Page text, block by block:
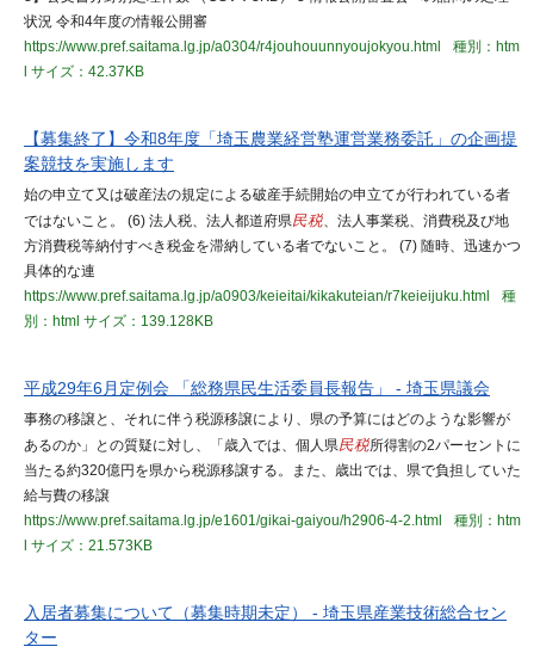
状況 令和4年度の情報公開審
https://www.pref.saitama.lg.jp/a0304/r4jouhouunnyoujokyou.html
種別：htm
サイズ：42.37KB
【募集終了】令和8年度「埼玉農業経営塾運営業務委託」の企画提
案競技を実施します
始の申立て又は破産法の規定による破産手続開始の申立てが行われている者
ではないこと。 (6) 法人税、法人都道府県民税、法人事業税、消費税及び地
方消費税等納付すべき税金を滞納している者でないこと。 (7) 随時、迅速かつ
具体的な連
https://www.pref.saitama.lg.jp/a0903/keieitai/kikakuteian/r7keieijuku.html
種
別：html サイズ：139.128KB
平成29年6月定例会 「総務県民生活委員長報告」 - 埼玉県議会
事務の移譲と、それに伴う税源移譲により、県の予算にはどのような影響が
あるのか」との質疑に対し、「歳入では、個人県民税所得割の2パーセントに
当たる約320億円を県から税源移譲する。また、歳出では、県で負担していた
給与費の移譲
https://www.pref.saitama.lg.jp/e1601/gikai-gaiyou/h2906-4-2.html
種別：htm
サイズ：21.573KB
入居者募集について（募集時期未定） - 埼玉県産業技術総合セン
ター